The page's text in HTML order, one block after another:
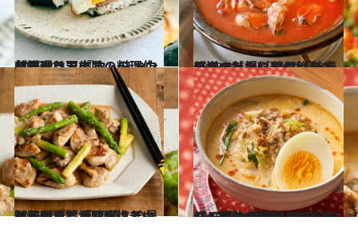
2023.3.7
韓国ドラマのあの料理作ってみた！ 『ウ・ヨンウ弁護士は天才肌』の キンパ再現レシピ
グルメ 2023.3.7
王道の牡蠣料理に飽きてしまった人に 絶品「牡蠣のトマト鍋」レシピ チーズトッピングでおいしさ倍増
グルメ
2023.3.3
【茶色くて地味だけどホッとする】 画面越しの見知らぬあなたに届けたい 和田明日香「ねぎ塩チキン」レシピ
グルメ 2023.3.3
【4コマイラストのスープレシピ】 明快イラストで作る意欲が沸き上がる レンジだけで作れるお手軽スープも！
グルメ